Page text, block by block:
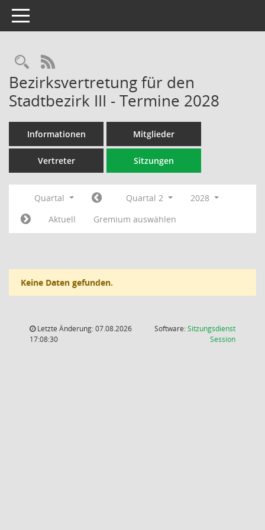
Toggle navigation
Rechercheauswahl
RSS-Feed
Bezirksvertretung für den
Stadtbezirk III - Termine 2028
Informationen Mitglieder
Vertreter Sitzungen
Quartal Quartal 2
2028
Aktuell
Gremium auswählen
Keine Daten gefunden.
Letzte Änderung: 07.08.2026
17:08:30
Software:Sitzungsdienst
Session(Wird in